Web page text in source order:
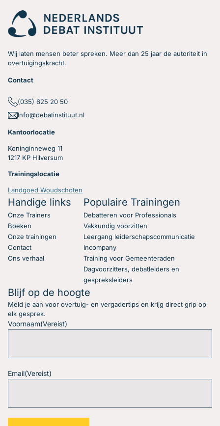
Wij laten mensen beter spreken. Meer dan 25 jaar de autoriteit in
overtuigingskracht.
Contact
(035) 625 20 50
Info@debatinstituut.nl
Kantoorlocatie
Koninginneweg 11
1217 KP Hilversum
Trainingslocatie
Landgoed Woudschoten
Handige links
Onze Trainers
Boeken
Onze trainingen
Contact
Ons verhaal
Populaire Trainingen
Debatteren voor Professionals
Vakkundig voorzitten
Leergang leiderschapscommunicatie
Incompany
Training voor Gemeenteraden
Dagvoorzitters, debatleiders en
gespreksleiders
Blijf op de hoogte
Meld je aan voor overtuig- en vergadertips en krijg direct grip op
elk gesprek.
Voornaam(Vereist)
Email(Vereist)